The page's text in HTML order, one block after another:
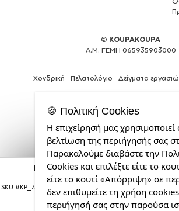
My Dad, my Hero!!!, Παγούρι
καλαμάκι, ανοξείδωτο
SKU #KP_7368_600WhiteStraw Η
courier έως
Σημείωση:Η
© KOUPAKOUPA
Α.Μ. ΓΕΜΗ 065935903000
Χονδρική Πελατολόγιο Δείγματα
Web
Design,
Social
Media
&
SEO
Agency
από
🍪 Πολιτική Cookies
Η επιχείρησή μας χρησιμοποιεί
βελτίωση της περιήγησής σας
Παρακαλούμε διαβάστε την
Cookies και επιλέξτε είτε το
είτε το κουτί «Απόρριψη» σε
δεν επιθυμείτε τη χρήση
περιήγησή σας στην παρούσα